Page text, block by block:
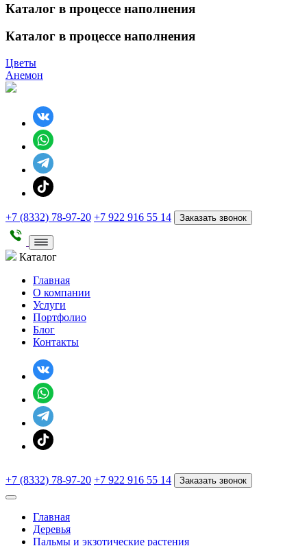
Каталог в процессе наполнения
Каталог в процессе наполнения
Цветы
Анемон
+7 (8332) 78-97-20 +7 922 916 55 14 Заказать звонок
Каталог
Главная
О компании
Услуги
Портфолио
Блог
Контакты
+7 (8332) 78-97-20 +7 922 916 55 14 Заказать звонок
Главная
Деревья
Пальмы и экзотические растения